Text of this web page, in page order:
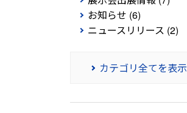
お知らせ (6)
ニュースリリース (2)
カテゴリ全てを表示